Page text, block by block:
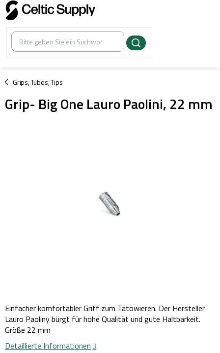
Zum
Inhalt
springen
Grips, Tubes, Tips
/
Grip- Big One Lauro Paolini, 22 mm
Einfacher komfortabler Griff zum Tätowieren. Der Hersteller
Lauro Paoliny bürgt für hohe Qualität und gute Haltbarkeit.
Größe 22 mm
Detaillierte Informationen